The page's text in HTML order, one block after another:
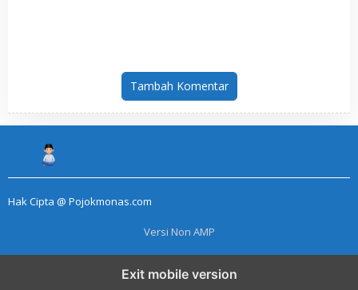
Tambah Komentar
Hak Cipta @ Pojokmonas.com
Versi Non AMP
Exit mobile version